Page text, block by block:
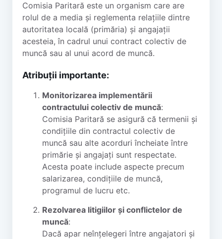
Comisia Paritară este un organism care are
rolul de a media și reglementa relațiile dintre
autoritatea locală (primăria) și angajații
acesteia, în cadrul unui contract colectiv de
muncă sau al unui acord de muncă.
Atribuții importante:
Monitorizarea implementării
contractului colectiv de muncă:
Comisia Paritară se asigură că termenii și
condițiile din contractul colectiv de
muncă sau alte acorduri încheiate între
primărie și angajați sunt respectate.
Acesta poate include aspecte precum
salarizarea, condițiile de muncă,
programul de lucru etc.
Rezolvarea litigiilor și conflictelor de
muncă:
Dacă apar neînțelegeri între angajatori și